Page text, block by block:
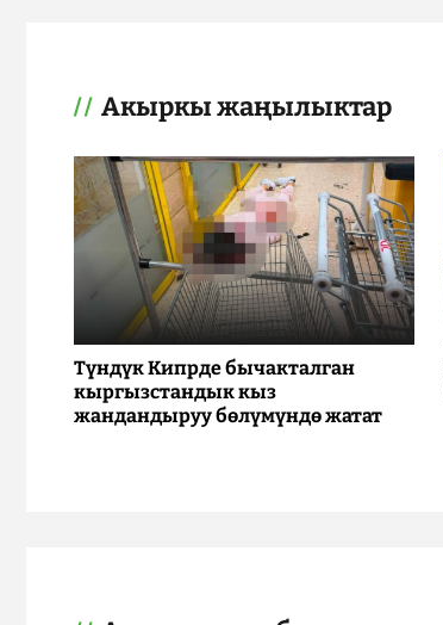
Акыркы жаңылыктар
Түндүк Кипрде бычакталган
кыргызстандык кыз
жандандыруу бөлүмүндө жатат